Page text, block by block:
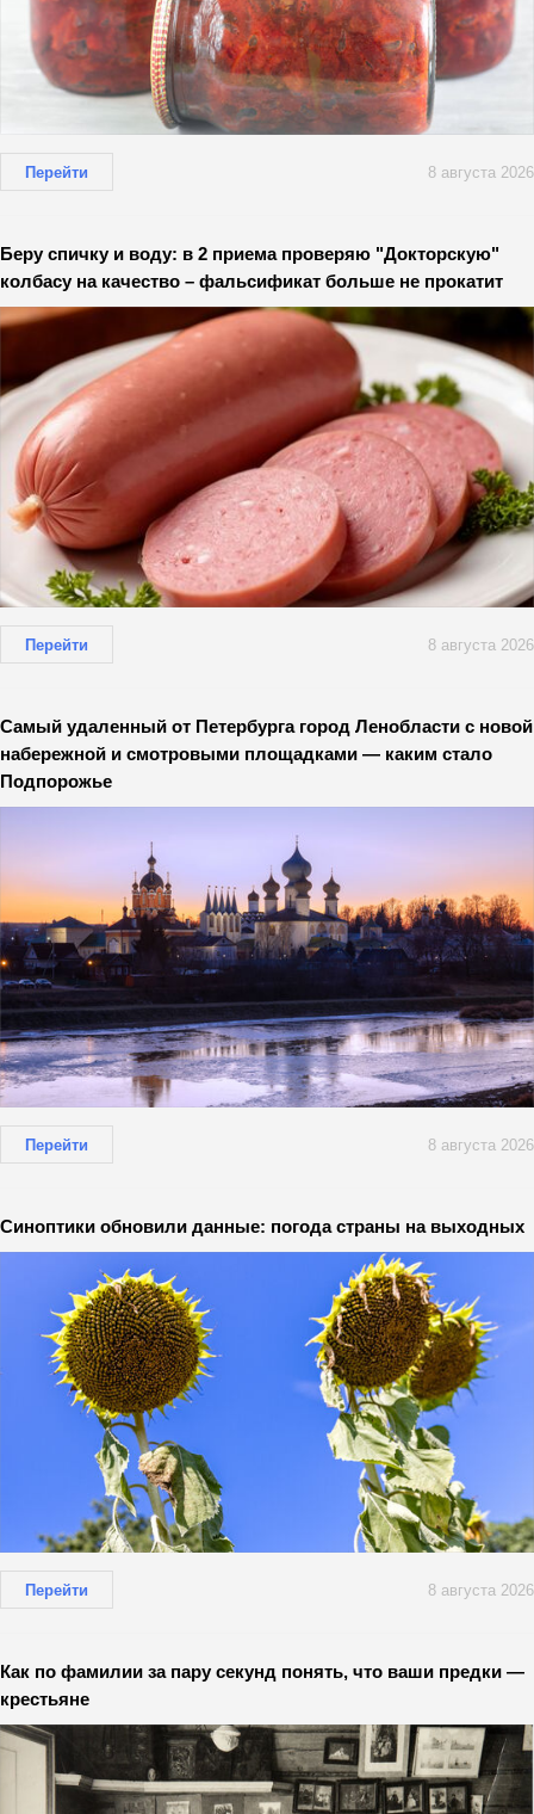
Перейти 8 августа 2026
Беру спичку и воду: в 2 приема проверяю "Докторскую"
колбасу на качество – фальсификат больше не прокатит
Перейти 8 августа 2026
Самый удаленный от Петербурга город Ленобласти с новой
набережной и смотровыми площадками — каким стало
Подпорожье
Перейти 8 августа 2026
Синоптики обновили данные: погода страны на выходных
Перейти 8 августа 2026
Как по фамилии за пару секунд понять, что ваши предки —
крестьяне